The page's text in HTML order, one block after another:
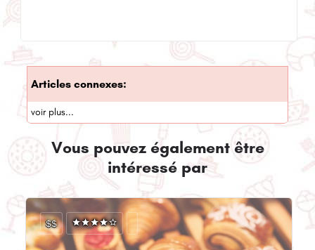
Articles connexes:
voir plus...
Vous pouvez également être
intéressé par
$$